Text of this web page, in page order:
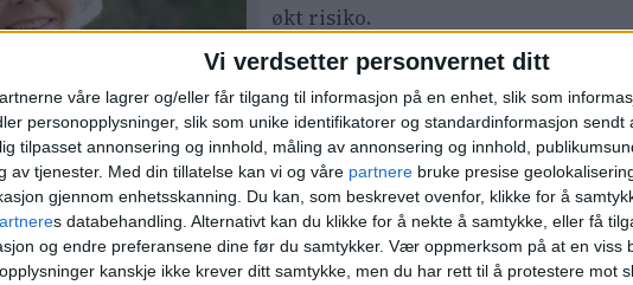
Vi verdsetter personvernet ditt
våre lagrer og/eller får tilgang til informasjon på en enhet, slik som
personopplysninger, slik som unike identifikatorer og standardinformasjon sendt
tilpasset annonsering og innhold, måling av annonsering og innhold,
av tjenester. Med din tillatelse kan vi og våre partnere bruke presise
gjennom enhetsskanning. Du kan, som beskrevet ovenfor, klikke for å
s databehandling. Alternativt kan du klikke for å nekte å samtykke, eller få
og endre preferansene dine før du samtykker. Vær oppmerksom på at en viss
kanskje ikke krever ditt samtykke, men du har rett til å protestere mot
topper
– Ikke macho å
selv for fare
økt risiko.
Redningsselskapetog
svømmere kan få problemer,
temperaturforskjeller.
Oslo-politiet har foreløpig ikke
søndag, men hendelsene siste
gjentar seg i varme perioder.